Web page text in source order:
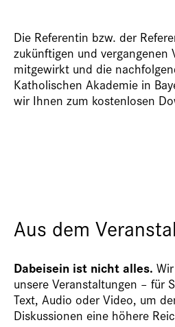
Die Referentin bzw. der
zukünftigen und vergangenen
mitgewirkt und die
Katholischen Akademie in
wir Ihnen zum kostenlosen
Aus dem
Dabeisein ist nicht alles.
unsere Veranstaltungen – für
Text, Audio oder Video, um
Diskussionen eine höhere